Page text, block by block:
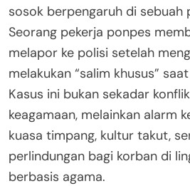
sosok berpengaruh di sebuah
Seorang pekerja ponpes
melapor ke polisi setelah
melakukan “salim khusus”
Kasus ini bukan sekadar
keagamaan, melainkan alarm
kuasa timpang, kultur takut,
perlindungan bagi korban di
berbasis agama.